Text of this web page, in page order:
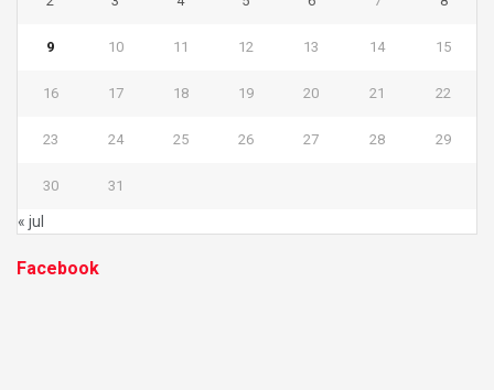
9 10 11 12 13 14 15
16 17 18 19 20 21 22
23 24 25 26 27 28 29
30 31
« jul
Facebook